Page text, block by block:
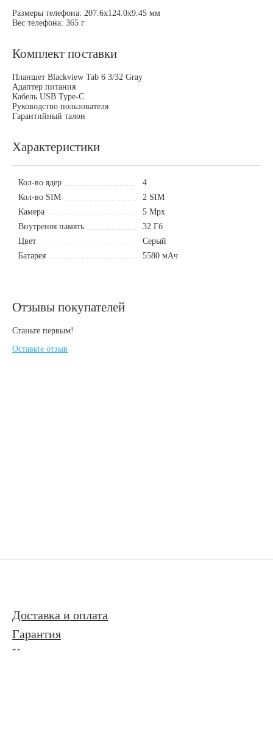
Размеры телефона: 207.6х124.0х9.45 мм
Вес телефона: 365 г
Комплект поставки
Планшет Blackview Tab 6 3/32 Gray
Адаптер питания
Кабель USB Type-C
Руководство пользователя
Гарантийный талон
Характеристики
Кол-во ядер
4
Кол-во SIM
2 SIM
Камера
5 Mpx
Внутреняя память
32 Гб
Цвет
Серый
Батарея
5580 мАч
Отзывы покупателей
Станьте первым!
Оставьте отзыв
Доставка и оплата
Гарантия
Контакты